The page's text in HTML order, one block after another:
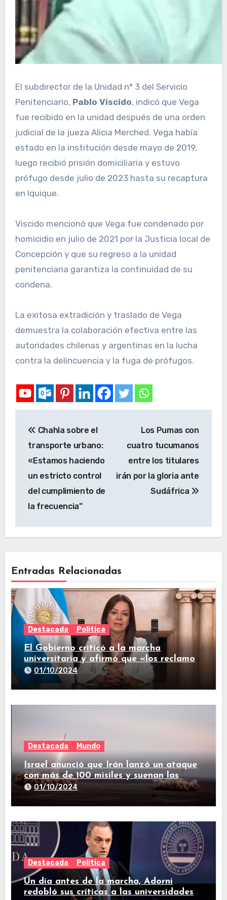
El subdirector de la Unidad n° 3 del Servicio
Penitenciario, Pablo Viscido, indicó que Vega
fue recibido en la unidad después de una orden
judicial de la jueza Alicia Merched. Vega había
estado en la institución desde mayo de 2019,
luego recibió prisión domiciliaria y estuvo
prófugo desde julio de 2023 hasta su recaptura
en Iquique.
Viscido mencionó que Vega fue condenado por
homicidio en julio de 2021 por la Justicia local de
Concepción y que su regreso a la unidad
penitenciaria garantiza la continuidad de su
condena.
La exitosa extradición y traslado de Vega
demuestra la colaboración efectiva entre las
autoridades chilenas y argentinas en la lucha
contra la delincuencia y la fuga de prófugos.
Chahla sobre el
transporte urbano:
«Estamos haciendo
un estricto control
del cumplimiento de
la frecuencia”
Los Pumas con
cuatro tucumanos
entre los titulares
irán por la gloria ante
Sudáfrica
Entradas Relacionadas
Destacada Politica
El Gobierno criticó a la marcha
universitaria y afirmó que «los reclamos
están todos resueltos»
01/10/2024
Destacada Mundo
Israel anunció que Irán lanzó un ataque
con más de 100 misiles y suenan las
sirenas en todo el país
01/10/2024
Destacada Politica
Un día antes de la marcha, Adorni
redobló sus críticas a las universidades